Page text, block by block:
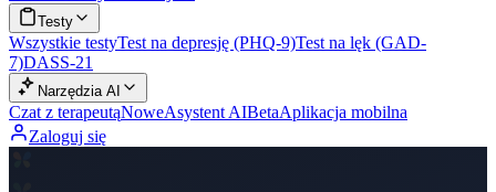
Testy
Wszystkie testyTest na depresję (PHQ-9)Test na lęk (GAD-
7)DASS-21
Narzędzia AI
Czat z terapeutąNoweAsystent AIBetaAplikacja mobilna
Zaloguj się